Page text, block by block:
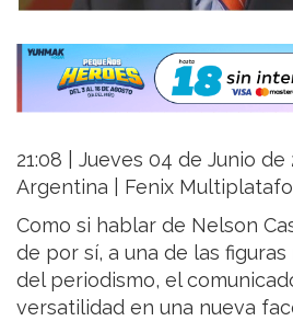
21:08 | Jueves 04 de Junio de
Argentina | Fenix
Como si hablar de Nelson
de por sí, a una de las
del periodismo, el
versatilidad en una nueva